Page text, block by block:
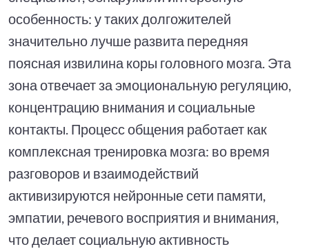
особенность: у таких долгожителей
значительно лучше развита передняя
поясная извилина коры головного мозга. Эта
зона отвечает за эмоциональную регуляцию,
концентрацию внимания и социальные
контакты. Процесс общения работает как
комплексная тренировка мозга: во время
разговоров и взаимодействий
активизируются нейронные сети памяти,
эмпатии, речевого восприятия и внимания,
что делает социальную активность